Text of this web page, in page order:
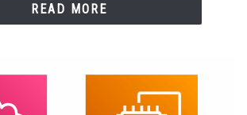
READ MORE